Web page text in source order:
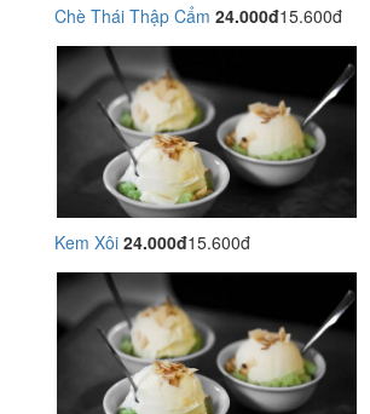
Chè Thái Thập Cẩm 24.000đ15.600đ
Kem Xôi 24.000đ15.600đ